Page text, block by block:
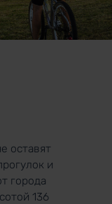
оставят
и
города
136